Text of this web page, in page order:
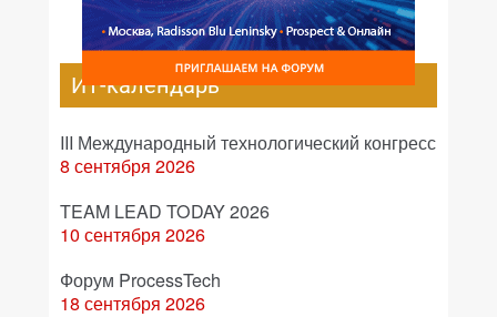
ИТ-календарь
III Международный технологический конгресс
8 сентября 2026
TEAM LEAD TODAY 2026
10 сентября 2026
Форум ProcessTech
18 сентября 2026